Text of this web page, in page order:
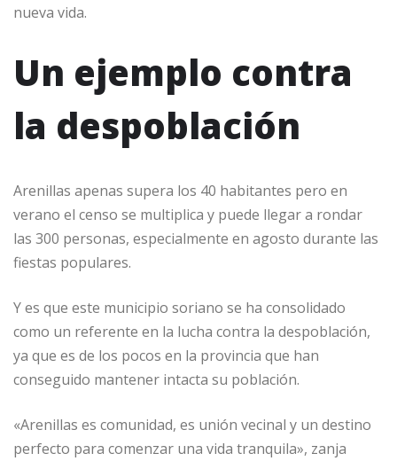
nueva vida.
Un ejemplo contra
la despoblación
Arenillas apenas supera los 40 habitantes pero en
verano el censo se multiplica y puede llegar a rondar
las 300 personas, especialmente en agosto durante las
fiestas populares.
Y es que este municipio soriano se ha consolidado
como un referente en la lucha contra la despoblación,
ya que es de los pocos en la provincia que han
conseguido mantener intacta su población.
«Arenillas es comunidad, es unión vecinal y un destino
perfecto para comenzar una vida tranquila», zanja